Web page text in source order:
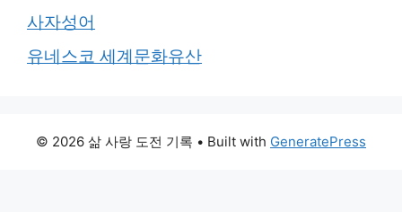
사자성어
유네스코 세계문화유산
© 2026 삶 사랑 도전 기록 • Built with GeneratePress